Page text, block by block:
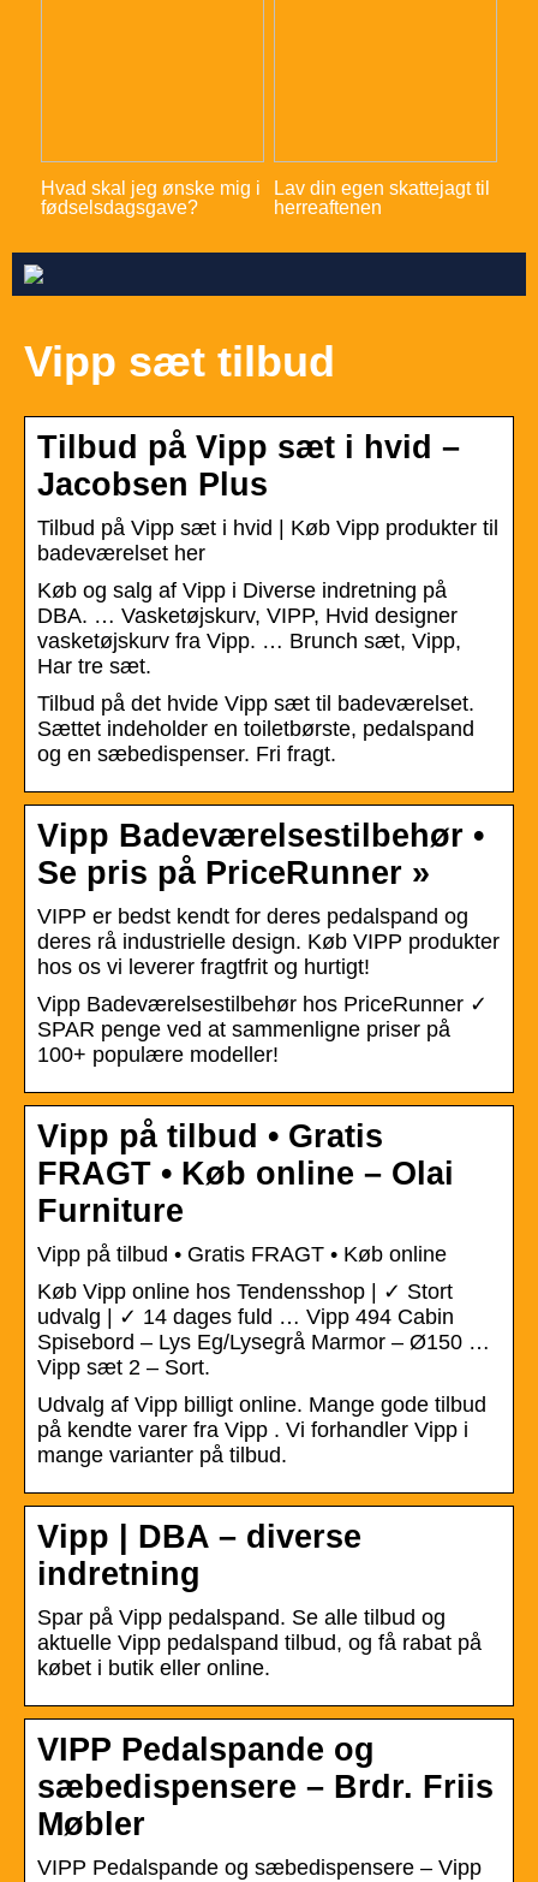
Hvad skal jeg ønske mig i
fødselsdagsgave?
Lav din egen skattejagt til
herreaftenen
Vipp sæt tilbud
Tilbud på Vipp sæt i hvid –
Jacobsen Plus
Tilbud på Vipp sæt i hvid | Køb Vipp produkter til
badeværelset her
Køb og salg af Vipp i Diverse indretning på
DBA. … Vasketøjskurv, VIPP, Hvid designer
vasketøjskurv fra Vipp. … Brunch sæt, Vipp,
Har tre sæt.
Tilbud på det hvide Vipp sæt til badeværelset.
Sættet indeholder en toiletbørste, pedalspand
og en sæbedispenser. Fri fragt.
Vipp Badeværelsestilbehør •
Se pris på PriceRunner »
VIPP er bedst kendt for deres pedalspand og
deres rå industrielle design. Køb VIPP produkter
hos os vi leverer fragtfrit og hurtigt!
Vipp Badeværelsestilbehør hos PriceRunner ✓
SPAR penge ved at sammenligne priser på
100+ populære modeller!
Vipp på tilbud • Gratis
FRAGT • Køb online – Olai
Furniture
Vipp på tilbud • Gratis FRAGT • Køb online
Køb Vipp online hos Tendensshop | ✓ Stort
udvalg | ✓ 14 dages fuld … Vipp 494 Cabin
Spisebord – Lys Eg/Lysegrå Marmor – Ø150 …
Vipp sæt 2 – Sort.
Udvalg af Vipp billigt online. Mange gode tilbud
på kendte varer fra Vipp . Vi forhandler Vipp i
mange varianter på tilbud.
Vipp | DBA – diverse
indretning
Spar på Vipp pedalspand. Se alle tilbud og
aktuelle Vipp pedalspand tilbud, og få rabat på
købet i butik eller online.
VIPP Pedalspande og
sæbedispensere – Brdr. Friis
Møbler
VIPP Pedalspande og sæbedispensere – Vipp